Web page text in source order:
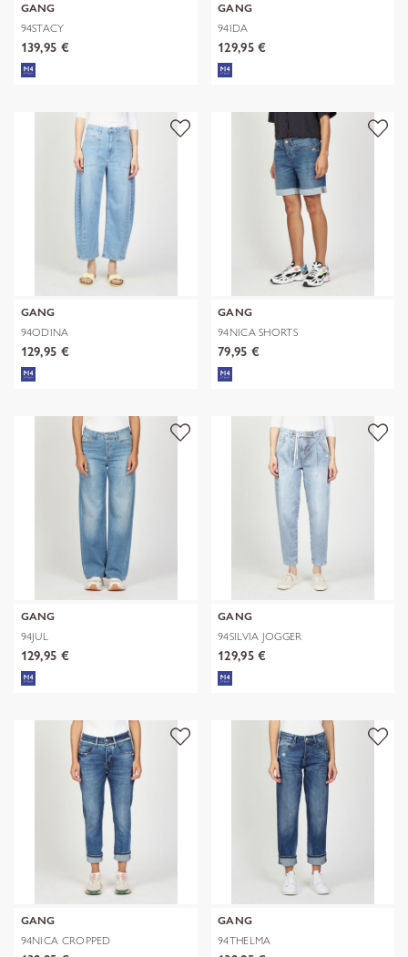
GANG
94STACY
139,95 €
GANG
94IDA
129,95 €
GANG
94ODINA
129,95 €
GANG
94NICA SHORTS
79,95 €
GANG
94JUL
129,95 €
GANG
94SILVIA JOGGER
129,95 €
GANG
94NICA CROPPED
GANG
94THELMA